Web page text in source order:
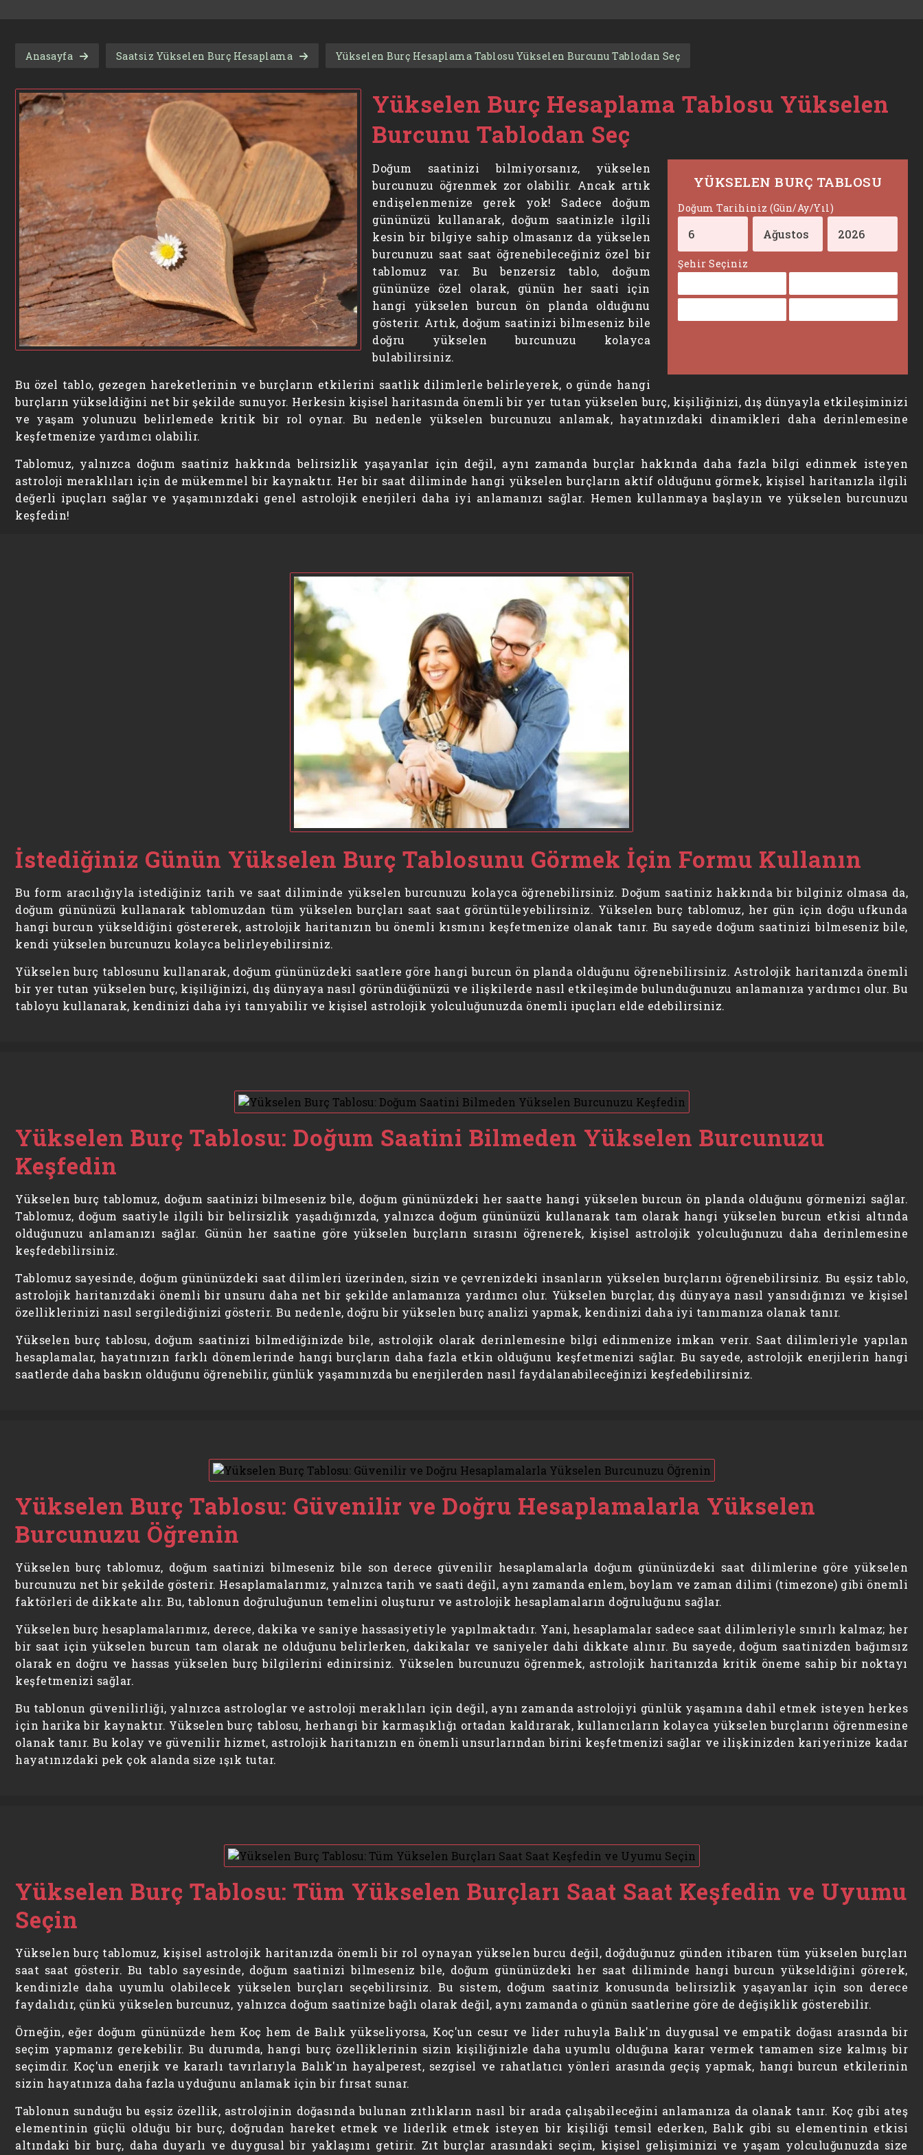
Anasayfa Saatsiz Yükselen Burç Hesaplama Yükselen Burç Hesaplama Tablosu Yükselen Burcunu Tablodan Seç
Yükselen Burç Hesaplama Tablosu Yükselen
Burcunu Tablodan Seç
YÜKSELEN BURÇ TABLOSU
Doğum Tarihiniz (Gün/Ay/Yıl)
Şehir Seçiniz
Doğum saatinizi bilmiyorsanız, yükselen
burcunuzu öğrenmek zor olabilir. Ancak artık
endişelenmenize gerek yok! Sadece doğum
gününüzü kullanarak, doğum saatinizle ilgili
kesin bir bilgiye sahip olmasanız da yükselen
burcunuzu saat saat öğrenebileceğiniz özel bir
tablomuz var. Bu benzersiz tablo, doğum
gününüze özel olarak, günün her saati için
hangi yükselen burcun ön planda olduğunu
gösterir. Artık, doğum saatinizi bilmeseniz bile
doğru yükselen burcunuzu kolayca
bulabilirsiniz.
Bu özel tablo, gezegen hareketlerinin ve burçların etkilerini saatlik dilimlerle belirleyerek, o günde hangi
burçların yükseldiğini net bir şekilde sunuyor. Herkesin kişisel haritasında önemli bir yer tutan yükselen burç, kişiliğinizi, dış dünyayla etkileşiminizi
ve yaşam yolunuzu belirlemede kritik bir rol oynar. Bu nedenle yükselen burcunuzu anlamak, hayatınızdaki dinamikleri daha derinlemesine
keşfetmenize yardımcı olabilir.
Tablomuz, yalnızca doğum saatiniz hakkında belirsizlik yaşayanlar için değil, aynı zamanda burçlar hakkında daha fazla bilgi edinmek isteyen
astroloji meraklıları için de mükemmel bir kaynaktır. Her bir saat diliminde hangi yükselen burçların aktif olduğunu görmek, kişisel haritanızla ilgili
değerli ipuçları sağlar ve yaşamınızdaki genel astrolojik enerjileri daha iyi anlamanızı sağlar. Hemen kullanmaya başlayın ve yükselen burcunuzu
keşfedin!
İstediğiniz Günün Yükselen Burç Tablosunu Görmek İçin Formu Kullanın
Bu form aracılığıyla istediğiniz tarih ve saat diliminde yükselen burcunuzu kolayca öğrenebilirsiniz. Doğum saatiniz hakkında bir bilginiz olmasa da,
doğum gününüzü kullanarak tablomuzdan tüm yükselen burçları saat saat görüntüleyebilirsiniz. Yükselen burç tablomuz, her gün için doğu ufkunda
hangi burcun yükseldiğini göstererek, astrolojik haritanızın bu önemli kısmını keşfetmenize olanak tanır. Bu sayede doğum saatinizi bilmeseniz bile,
kendi yükselen burcunuzu kolayca belirleyebilirsiniz.
Yükselen burç tablosunu kullanarak, doğum gününüzdeki saatlere göre hangi burcun ön planda olduğunu öğrenebilirsiniz. Astrolojik haritanızda önemli
bir yer tutan yükselen burç, kişiliğinizi, dış dünyaya nasıl göründüğünüzü ve ilişkilerde nasıl etkileşimde bulunduğunuzu anlamanıza yardımcı olur. Bu
tabloyu kullanarak, kendinizi daha iyi tanıyabilir ve kişisel astrolojik yolculuğunuzda önemli ipuçları elde edebilirsiniz.
Yükselen Burç Tablosu: Doğum Saatini Bilmeden Yükselen Burcunuzu
Keşfedin
Yükselen burç tablomuz, doğum saatinizi bilmeseniz bile, doğum gününüzdeki her saatte hangi yükselen burcun ön planda olduğunu görmenizi sağlar.
Tablomuz, doğum saatiyle ilgili bir belirsizlik yaşadığınızda, yalnızca doğum gününüzü kullanarak tam olarak hangi yükselen burcun etkisi altında
olduğunuzu anlamanızı sağlar. Günün her saatine göre yükselen burçların sırasını öğrenerek, kişisel astrolojik yolculuğunuzu daha derinlemesine
keşfedebilirsiniz.
Tablomuz sayesinde, doğum gününüzdeki saat dilimleri üzerinden, sizin ve çevrenizdeki insanların yükselen burçlarını öğrenebilirsiniz. Bu eşsiz tablo,
astrolojik haritanızdaki önemli bir unsuru daha net bir şekilde anlamanıza yardımcı olur. Yükselen burçlar, dış dünyaya nasıl yansıdığınızı ve kişisel
özelliklerinizi nasıl sergilediğinizi gösterir. Bu nedenle, doğru bir yükselen burç analizi yapmak, kendinizi daha iyi tanımanıza olanak tanır.
Yükselen burç tablosu, doğum saatinizi bilmediğinizde bile, astrolojik olarak derinlemesine bilgi edinmenize imkan verir. Saat dilimleriyle yapılan
hesaplamalar, hayatınızın farklı dönemlerinde hangi burçların daha fazla etkin olduğunu keşfetmenizi sağlar. Bu sayede, astrolojik enerjilerin hangi
saatlerde daha baskın olduğunu öğrenebilir, günlük yaşamınızda bu enerjilerden nasıl faydalanabileceğinizi keşfedebilirsiniz.
Yükselen Burç Tablosu: Güvenilir ve Doğru Hesaplamalarla Yükselen
Burcunuzu Öğrenin
Yükselen burç tablomuz, doğum saatinizi bilmeseniz bile son derece güvenilir hesaplamalarla doğum gününüzdeki saat dilimlerine göre yükselen
burcunuzu net bir şekilde gösterir. Hesaplamalarımız, yalnızca tarih ve saati değil, aynı zamanda enlem, boylam ve zaman dilimi (timezone) gibi önemli
faktörleri de dikkate alır. Bu, tablonun doğruluğunun temelini oluşturur ve astrolojik hesaplamaların doğruluğunu sağlar.
Yükselen burç hesaplamalarımız, derece, dakika ve saniye hassasiyetiyle yapılmaktadır. Yani, hesaplamalar sadece saat dilimleriyle sınırlı kalmaz; her
bir saat için yükselen burcun tam olarak ne olduğunu belirlerken, dakikalar ve saniyeler dahi dikkate alınır. Bu sayede, doğum saatinizden bağımsız
olarak en doğru ve hassas yükselen burç bilgilerini edinirsiniz. Yükselen burcunuzu öğrenmek, astrolojik haritanızda kritik öneme sahip bir noktayı
keşfetmenizi sağlar.
Bu tablonun güvenilirliği, yalnızca astrologlar ve astroloji meraklıları için değil, aynı zamanda astrolojiyi günlük yaşamına dahil etmek isteyen herkes
için harika bir kaynaktır. Yükselen burç tablosu, herhangi bir karmaşıklığı ortadan kaldırarak, kullanıcıların kolayca yükselen burçlarını öğrenmesine
olanak tanır. Bu kolay ve güvenilir hizmet, astrolojik haritanızın en önemli unsurlarından birini keşfetmenizi sağlar ve ilişkinizden kariyerinize kadar
hayatınızdaki pek çok alanda size ışık tutar.
Yükselen Burç Tablosu: Tüm Yükselen Burçları Saat Saat Keşfedin ve Uyumu
Seçin
Yükselen burç tablomuz, kişisel astrolojik haritanızda önemli bir rol oynayan yükselen burcu değil, doğduğunuz günden itibaren tüm yükselen burçları
saat saat gösterir. Bu tablo sayesinde, doğum saatinizi bilmeseniz bile, doğum gününüzdeki her saat diliminde hangi burcun yükseldiğini görerek,
kendinizle daha uyumlu olabilecek yükselen burçları seçebilirsiniz. Bu sistem, doğum saatiniz konusunda belirsizlik yaşayanlar için son derece
faydalıdır, çünkü yükselen burcunuz, yalnızca doğum saatinize bağlı olarak değil, aynı zamanda o günün saatlerine göre de değişiklik gösterebilir.
Örneğin, eğer doğum gününüzde hem Koç hem de Balık yükseliyorsa, Koç'un cesur ve lider ruhuyla Balık'ın duygusal ve empatik doğası arasında bir
seçim yapmanız gerekebilir. Bu durumda, hangi burç özelliklerinin sizin kişiliğinizle daha uyumlu olduğuna karar vermek tamamen size kalmış bir
seçimdir. Koç'un enerjik ve kararlı tavırlarıyla Balık'ın hayalperest, sezgisel ve rahatlatıcı yönleri arasında geçiş yapmak, hangi burcun etkilerinin
sizin hayatınıza daha fazla uyduğunu anlamak için bir fırsat sunar.
Tablonun sunduğu bu eşsiz özellik, astrolojinin doğasında bulunan zıtlıkların nasıl bir arada çalışabileceğini anlamanıza da olanak tanır. Koç gibi ateş
elementinin güçlü olduğu bir burç, doğrudan hareket etmek ve liderlik etmek isteyen bir kişiliği temsil ederken, Balık gibi su elementinin etkisi
altındaki bir burç, daha duyarlı ve duygusal bir yaklaşımı getirir. Zıt burçlar arasındaki seçim, kişisel gelişiminizi ve yaşam yolculuğunuzda size